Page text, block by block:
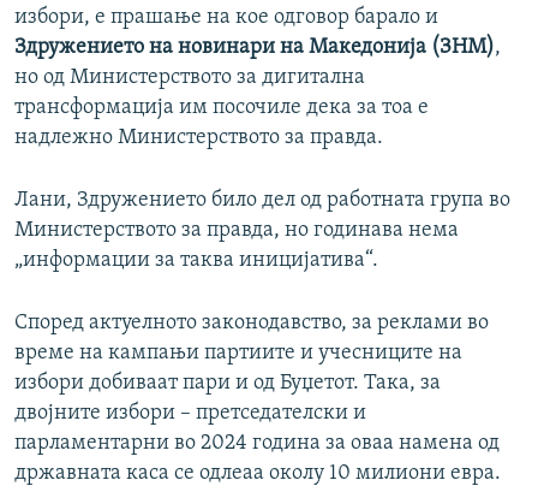
избори, е прашање на кое одговор барало и
Здружението на новинари на Македонија (ЗНМ),
но од Министерството за дигитална
трансформација им посочиле дека за тоа е
надлежно Министерството за правда.
Лани, Здружението било дел од работната група во
Министерството за правда, но годинава нема
„информации за таква иницијатива“.
Според актуелното законодавство, за реклами во
време на кампањи партиите и учесниците на
избори добиваат пари и од Буџетот. Така, за
двојните избори – претседателски и
парламентарни во 2024 година за оваа намена од
државната каса се одлеаа околу 10 милиони евра.